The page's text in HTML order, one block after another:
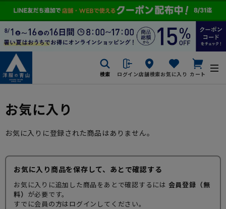
検索 ログイン店舗検索お気に入り カート
お気に入り
お気に入りに登録された商品はありません。
お気に入り商品を保存して、あとで確認する
お気に入りに追加した商品をあとで確認するには 会員登録（無
料） が必要です。
すでに会員の方はログインしてください。